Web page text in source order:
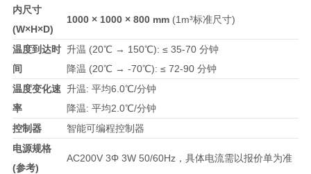
内尺寸
(W×H×D)
1000 × 1000 × 800 mm(1m³标准尺寸)
温度到达时
间
升温 (20℃ → 150℃): ≤ 35-70 分钟
降温 (20℃ → -70℃): ≤ 72-90 分钟
温度变化速
率
升温: 平均6.0℃/分钟
降温: 平均2.0℃/分钟
控制器
智能可编程控制器
电源规格
(参考)
AC200V 3Φ 3W 50/60Hz，具体电流需以报价单为准